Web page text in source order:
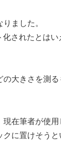
ました。
されたとは
大きさを測る
現在筆者が使
クに置けそう